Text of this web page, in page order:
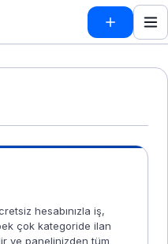
hesabınızla iş,
çok kategoride ilan
ve panelinizden tüm